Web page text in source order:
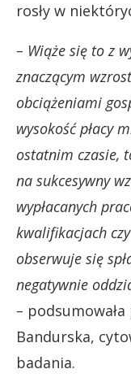
rosły w
– Wiąże się to z
znaczącym
obciążeniami
wysokość płacy
ostatnim czasie,
na sukcesywny
wypłacanych
kwalifikacjach
obserwuje się
negatywnie
–
Bandurska,
badania.